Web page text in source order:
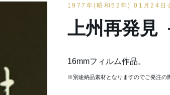
1977年(昭和52年) 01月24日
上州再発見
16mmフィルム作品。
※別途納品素材となりますのでご発注の